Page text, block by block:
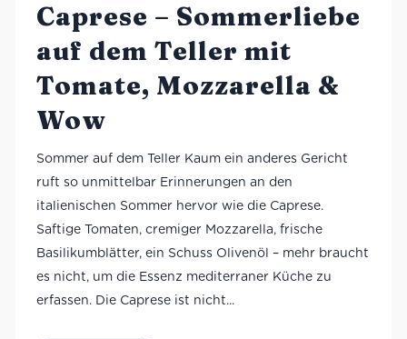
Caprese – Sommerliebe
auf dem Teller mit
Tomate, Mozzarella &
Wow
Sommer auf dem Teller Kaum ein anderes Gericht
ruft so unmittelbar Erinnerungen an den
italienischen Sommer hervor wie die Caprese.
Saftige Tomaten, cremiger Mozzarella, frische
Basilikumblätter, ein Schuss Olivenöl – mehr braucht
es nicht, um die Essenz mediterraner Küche zu
erfassen. Die Caprese ist nicht...